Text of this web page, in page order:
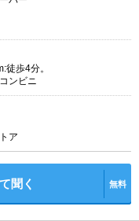
徒歩4分。
ンビニ
ア
聞く 無料